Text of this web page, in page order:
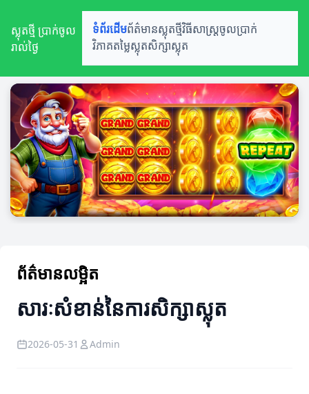
ស្លុតថ្មី ប្រាក់ចូល
រាល់ថ្ងៃ
ទំព័រដើមព័ត៌មានស្លុតថ្មីវិធីសាស្ត្រចូលប្រាក់
វិភាគតម្លៃស្លុតសិក្សាស្លុត
ព័ត៌មានលម្អិត
សារៈសំខាន់នៃការសិក្សាស្លុត
2026-05-31 Admin